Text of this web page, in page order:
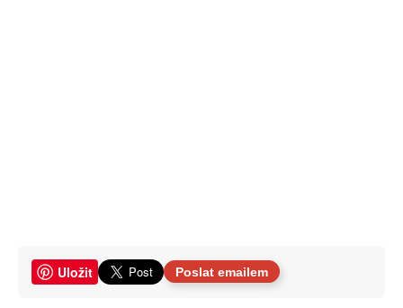
Uložit Poslat emailem